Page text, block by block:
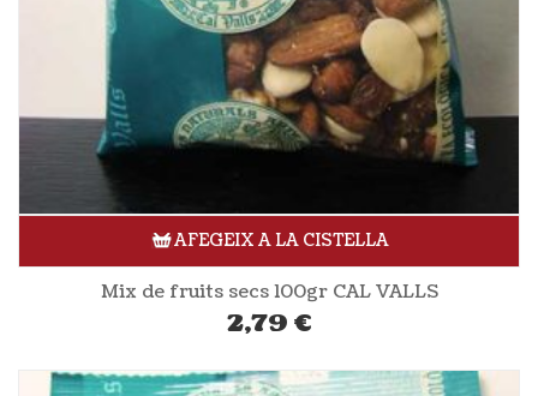
AFEGEIX A LA CISTELLA
Mix de fruits secs 100gr CAL VALLS
2,79 €